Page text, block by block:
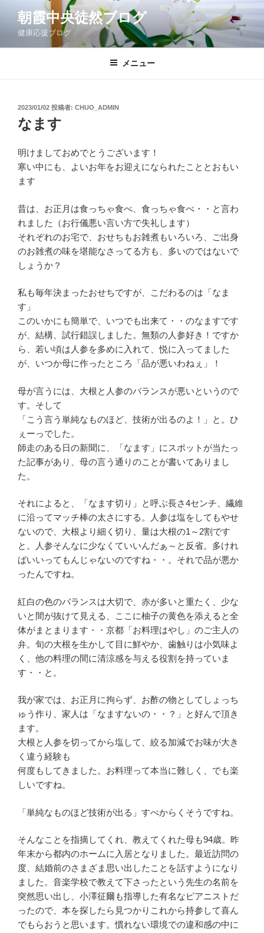
ン
朝霞中央徒然ブログ
健康応援ブログ
メニュー
投
稿
日:
2023/01/02 投稿者: CHUO_ADMIN
なます
明けましておめでとうございます！
寒い中にも、よいお年をお迎えになられたこととおもい
ます
昔は、お正月は食っちゃ食べ、食っちゃ食べ・・と言わ
れました（お行儀悪い言い方で失礼します）
それぞれのお宅で、おせちもお雑煮もいろいろ、ご出身
のお雑煮の味を堪能なさってる方も、多いのではないで
しょうか？
私も毎年決まったおせちですが、こだわるのは「なま
す」
このいかにも簡単で、いつでも出来て・・のなますです
が、結構、試行錯誤しました。無類の人参好き！ですか
ら、若い頃は人参を多めに入れて、悦に入ってました
が、いつか母に作ったところ「品が悪いわねぇ」！
母が言うには、大根と人参のバランスが悪いというので
す。そして
「こう言う単純なものほど、技術が出るのよ！」と。ひ
ぇーっでした。
師走のある日の新聞に、「なます」にスポットが当たっ
た記事があり、母の言う通りのことが書いてありまし
た。
それによると、「なます切り」と呼ぶ長さ4センチ、繊維
に沿ってマッチ棒の太さにする。人参は塩をしてもやせ
ないので、大根より細く切り、量は大根の1～2割です
と。人参そんなに少なくていいんだぁ～と反省。多けれ
ばいいってもんじゃないのですね・・。それで品が悪か
ったんですね。
紅白の色のバランスは大切で、赤が多いと重たく、少な
いと間が抜けて見える、ここに柚子の黄色を添えると全
体がまとまります・・京都「お料理はやし」のご主人の
弁。旬の大根を生かして目に鮮やか、歯触りは小気味よ
く、他の料理の間に清涼感を与える役割を持っていま
す・・と。
我が家では、お正月に拘らず、お酢の物としてしょっち
ゅう作り、家人は「なますないの・・？」と好んで頂き
ます。
大根と人参を切ってから塩して、絞る加減でお味が大き
く違う経験も
何度もしてきました。お料理って本当に難しく、でも楽
しいですね。
「単純なものほど技術が出る」すべからくそうですね。
そんなことを指摘してくれ、教えてくれた母も94歳。昨
年末から都内のホームに入居となりました。最近訪問の
度、結婚前のさまざま思い出したことを話すようになり
ました。音楽学校で教えて下さったという先生の名前を
突然思い出し、小澤征爾も指導した有名なピアニストだ
ったので、本を探したら見つかりこれから持参して喜ん
でもらおうと思います。慣れない環境での違和感の中に